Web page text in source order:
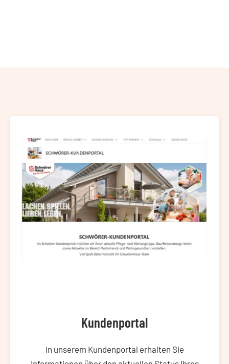
Kundenportal
In unserem Kundenportal erhalten Sie